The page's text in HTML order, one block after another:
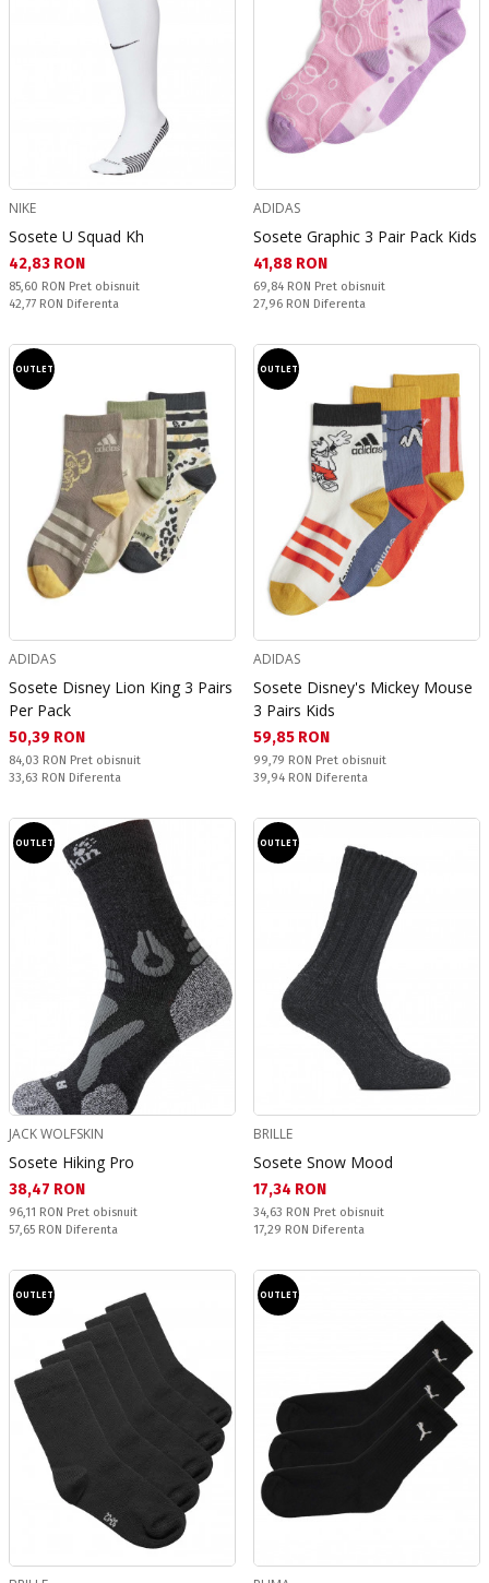
NIKE
Sosete U Squad Kh
Текуща цена:
42,83 RON
Pret obisnuit:
85,60 RON Pret obisnuit
Спестявате:
42,77 RON Diferenta
ADIDAS
Sosete Graphic 3 Pair Pack Kids
Текуща цена:
41,88 RON
Pret obisnuit:
69,84 RON Pret obisnuit
Спестявате:
27,96 RON Diferenta
OUTLET
ADIDAS
Sosete Disney Lion King 3 Pairs
Per Pack
Текуща цена:
50,39 RON
Pret obisnuit:
84,03 RON Pret obisnuit
Спестявате:
33,63 RON Diferenta
OUTLET
ADIDAS
Sosete Disney's Mickey Mouse
3 Pairs Kids
Текуща цена:
59,85 RON
Pret obisnuit:
99,79 RON Pret obisnuit
Спестявате:
39,94 RON Diferenta
OUTLET
JACK WOLFSKIN
Sosete Hiking Pro
Текуща цена:
38,47 RON
Pret obisnuit:
96,11 RON Pret obisnuit
Спестявате:
57,65 RON Diferenta
OUTLET
BRILLE
Sosete Snow Mood
Текуща цена:
17,34 RON
Pret obisnuit:
34,63 RON Pret obisnuit
Спестявате:
17,29 RON Diferenta
OUTLET OUTLET